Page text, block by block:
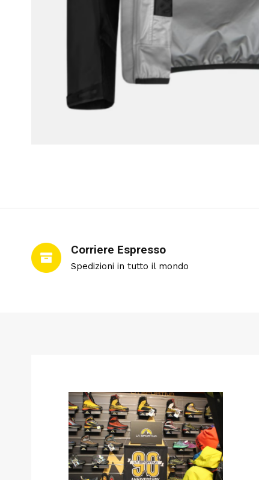
Corriere Espresso
Spedizioni in tutto il mondo